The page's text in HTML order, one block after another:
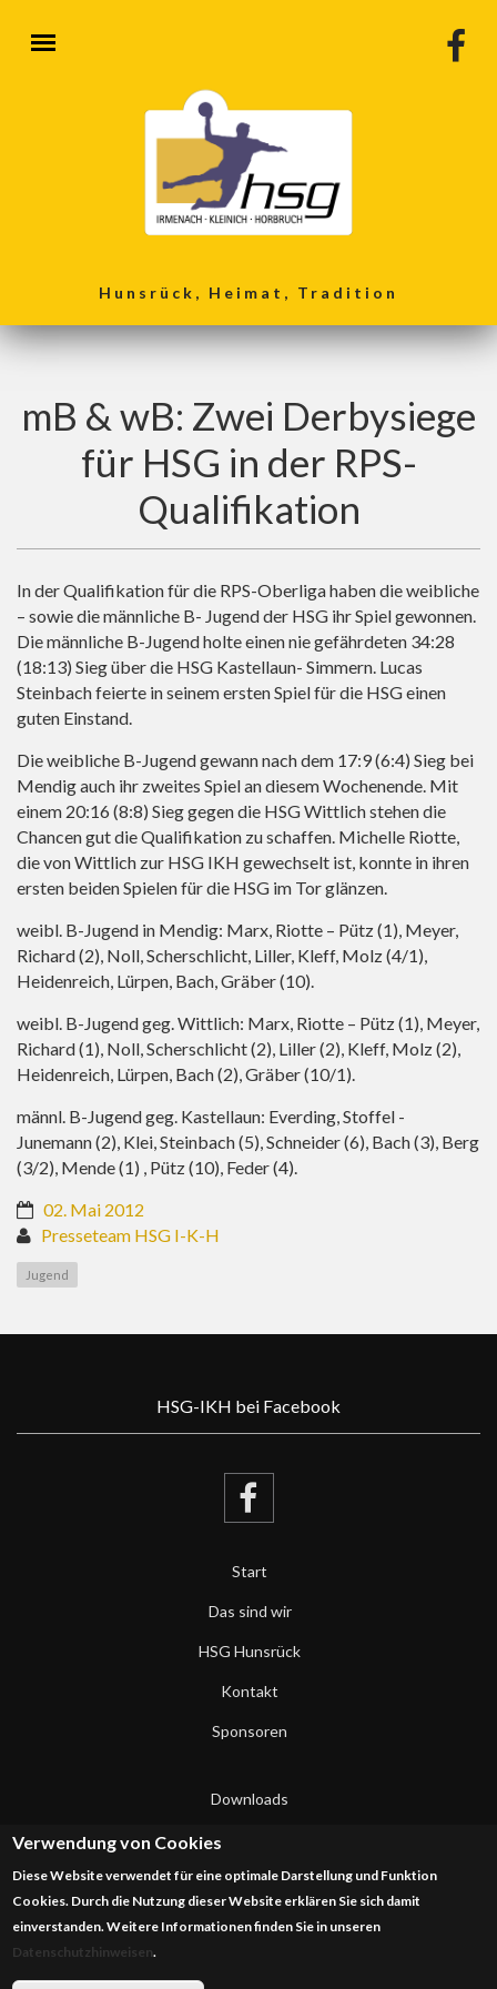
Hunsrück, Heimat, Tradition
mB & wB: Zwei Derbysiege
für HSG in der RPS-
Qualifikation
In der Qualifikation für die RPS-Oberliga haben die weibliche
– sowie die männliche B- Jugend der HSG ihr Spiel gewonnen.
Die männliche B-Jugend holte einen nie gefährdeten 34:28
(18:13) Sieg über die HSG Kastellaun- Simmern. Lucas
Steinbach feierte in seinem ersten Spiel für die HSG einen
guten Einstand.
Die weibliche B-Jugend gewann nach dem 17:9 (6:4) Sieg bei
Mendig auch ihr zweites Spiel an diesem Wochenende. Mit
einem 20:16 (8:8) Sieg gegen die HSG Wittlich stehen die
Chancen gut die Qualifikation zu schaffen. Michelle Riotte,
die von Wittlich zur HSG IKH gewechselt ist, konnte in ihren
ersten beiden Spielen für die HSG im Tor glänzen.
weibl. B-Jugend in Mendig: Marx, Riotte – Pütz (1), Meyer,
Richard (2), Noll, Scherschlicht, Liller, Kleff, Molz (4/1),
Heidenreich, Lürpen, Bach, Gräber (10).
weibl. B-Jugend geg. Wittlich: Marx, Riotte – Pütz (1), Meyer,
Richard (1), Noll, Scherschlicht (2), Liller (2), Kleff, Molz (2),
Heidenreich, Lürpen, Bach (2), Gräber (10/1).
männl. B-Jugend geg. Kastellaun: Everding, Stoffel -
Junemann (2), Klei, Steinbach (5), Schneider (6), Bach (3), Berg
(3/2), Mende (1) , Pütz (10), Feder (4).
02. Mai 2012
Presseteam HSG I-K-H
Jugend
HSG-IKH bei Facebook
Start
Das sind wir
HSG Hunsrück
Kontakt
Sponsoren
Downloads
Datenschutzerklärung
Impressum
Verwendung von Cookies
Diese Website verwendet für eine optimale Darstellung und Funktion
Cookies. Durch die Nutzung dieser Website erklären Sie sich damit
einverstanden. Weitere Informationen finden Sie in unseren
Datenschutzhinweisen.